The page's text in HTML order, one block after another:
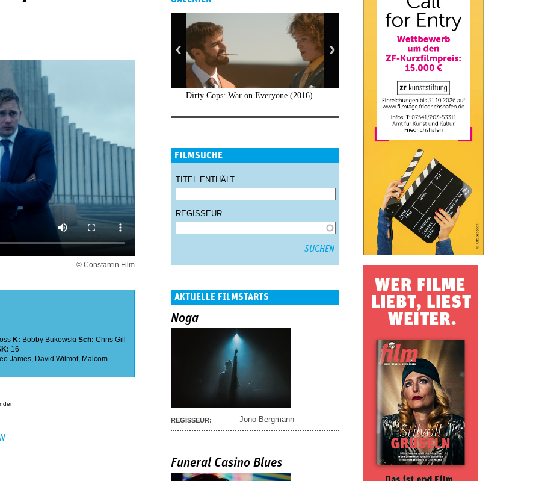
© Constantin Film
K: Bobby Bukowski Sch: Chris Gill
16
James, David Wilmot, Malcom
Dirty Cops: War on Everyone (2016)
FILMSUCHE
TITEL ENTHÄLT
REGISSEUR
AKTUELLE FILMSTARTS
Noga
REGISSEUR: Jono Bergmann
Funeral Casino Blues